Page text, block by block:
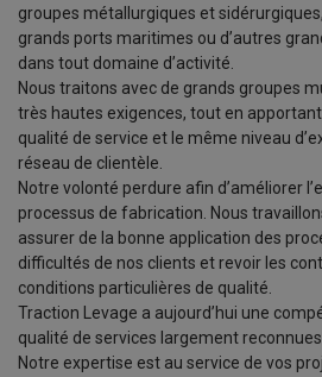
groupes métallurgiques et
grands ports maritimes ou d’autres
dans tout domaine d’activité.
Nous traitons avec de grands groupes
très hautes exigences, tout en
qualité de service et le même niveau
réseau de clientèle.
Notre volonté perdure afin d’améliorer
processus de fabrication. Nous
assurer de la bonne application des
difficultés de nos clients et revoir les
conditions particulières de qualité.
Traction Levage a aujourd’hui une
qualité de services largement reconnues
Notre expertise est au service de vos